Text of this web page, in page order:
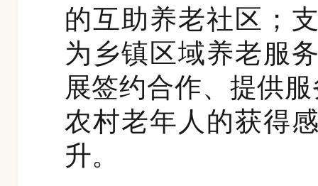
的互助养老社区；
为乡镇区域养老服
展签约合作、提供
农村老年人的获得
升。